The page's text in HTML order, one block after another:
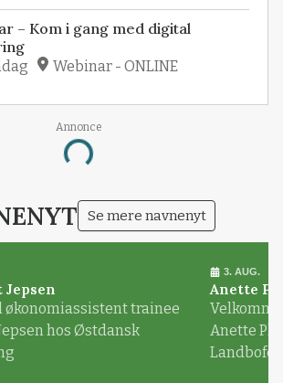
– Kom i gang med digital
Webinar - ONLINE
Annonce
Loading...
Se mere navnenyt
økonomiassistent trainee
hos Østdansk
3. AUG.
Anette
Anette